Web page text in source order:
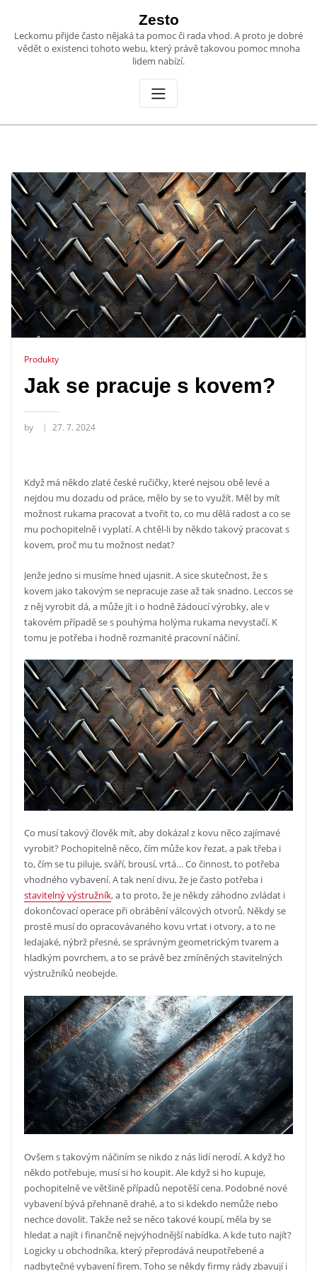
content
Zesto
Leckomu přijde často nějaká ta pomoc či rada vhod. A proto je dobré
vědět o existenci tohoto webu, který právě takovou pomoc mnoha
lidem nabízí.
Produkty
Jak se pracuje s kovem?
by 27. 7. 2024
Když má někdo zlaté české ručičky, které nejsou obě levé a
nejdou mu dozadu od práce, mělo by se to využít. Měl by mít
možnost rukama pracovat a tvořit to, co mu dělá radost a co se
mu pochopitelně i vyplatí. A chtěl-li by někdo takový pracovat s
kovem, proč mu tu možnost nedat?
Jenže jedno si musíme hned ujasnit. A sice skutečnost, že s
kovem jako takovým se nepracuje zase až tak snadno. Leccos se
z něj vyrobit dá, a může jít i o hodně žádoucí výrobky, ale v
takovém případě se s pouhýma holýma rukama nevystačí. K
tomu je potřeba i hodně rozmanité pracovní náčiní.
Co musí takový člověk mít, aby dokázal z kovu něco zajímavé
vyrobit? Pochopitelně něco, čím může kov řezat, a pak třeba i
to, čím se tu piluje, sváří, brousí, vrtá… Co činnost, to potřeba
vhodného vybavení. A tak není divu, že je často potřeba i
stavitelný výstružník, a to proto, že je někdy záhodno zvládat i
dokončovací operace při obrábění válcových otvorů. Někdy se
prostě musí do opracovávaného kovu vrtat i otvory, a to ne
ledajaké, nýbrž přesné, se správným geometrickým tvarem a
hladkým povrchem, a to se právě bez zmíněných stavitelných
výstružníků neobejde.
Ovšem s takovým náčiním se nikdo z nás lidí nerodí. A když ho
někdo potřebuje, musí si ho koupit. Ale když si ho kupuje,
pochopitelně ve většině případů nepotěší cena. Podobné nové
vybavení bývá přehnaně drahé, a to si kdekdo nemůže nebo
nechce dovolit. Takže než se něco takové koupí, měla by se
hledat a najít i finančně nejvýhodnější nabídka. A kde tuto najít?
Logicky u obchodníka, který přeprodává neupotřebené a
nadbytečné vybavení firem. Toho se někdy firmy rády zbavují i